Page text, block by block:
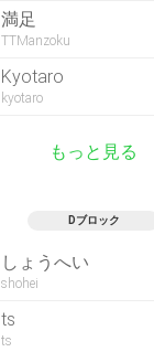
満足
TTManzoku
Kyotaro
kyotaro
もっと見る
Dブロック
しょうへい
shohei
ts
ts